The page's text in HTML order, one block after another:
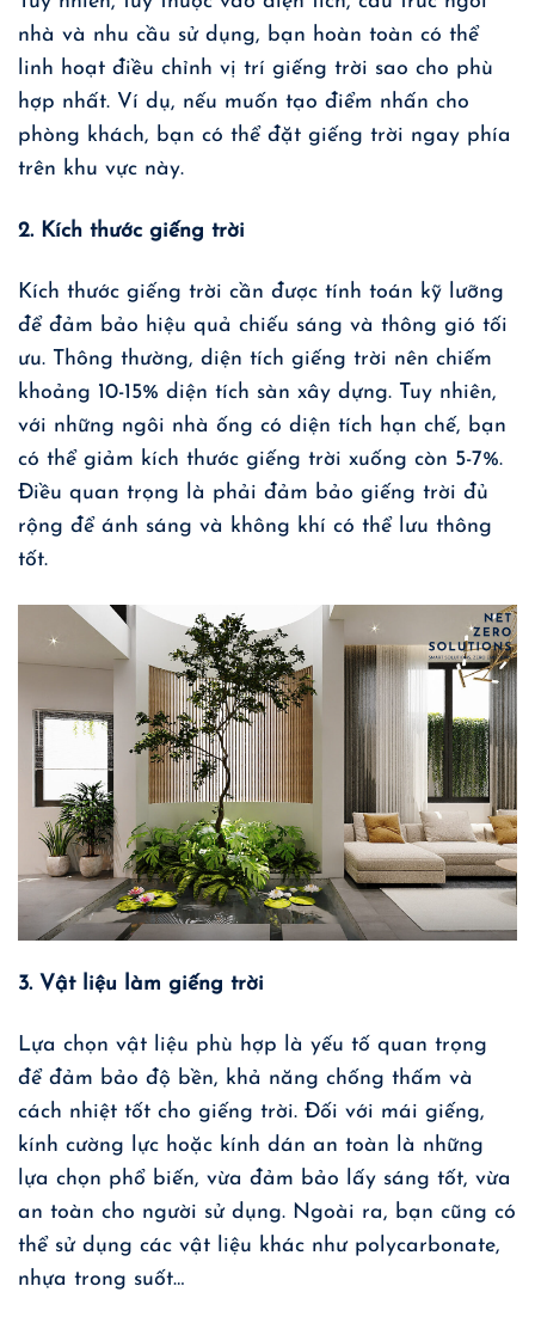
nhà và nhu cầu sử dụng, bạn hoàn toàn có thể
linh hoạt điều chỉnh vị trí giếng trời sao cho phù
hợp nhất. Ví dụ, nếu muốn tạo điểm nhấn cho
phòng khách, bạn có thể đặt giếng trời ngay phía
trên khu vực này.
2. Kích thước giếng trời
Kích thước giếng trời cần được tính toán kỹ lưỡng
để đảm bảo hiệu quả chiếu sáng và thông gió tối
ưu. Thông thường, diện tích giếng trời nên chiếm
khoảng 10-15% diện tích sàn xây dựng. Tuy nhiên,
với những ngôi nhà ống có diện tích hạn chế, bạn
có thể giảm kích thước giếng trời xuống còn 5-7%.
Điều quan trọng là phải đảm bảo giếng trời đủ
rộng để ánh sáng và không khí có thể lưu thông
tốt.
3. Vật liệu làm giếng trời
Lựa chọn vật liệu phù hợp là yếu tố quan trọng
để đảm bảo độ bền, khả năng chống thấm và
cách nhiệt tốt cho giếng trời. Đối với mái giếng,
kính cường lực hoặc kính dán an toàn là những
lựa chọn phổ biến, vừa đảm bảo lấy sáng tốt, vừa
an toàn cho người sử dụng. Ngoài ra, bạn cũng có
thể sử dụng các vật liệu khác như polycarbonate,
nhựa trong suốt…